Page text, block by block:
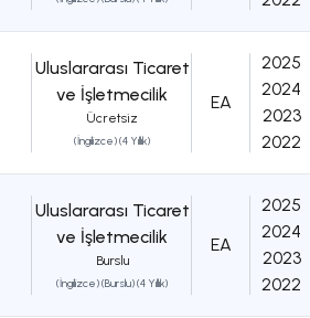
Uluslararası Ticaret
ve İşletmecilik
Ücretsiz
(İngilizce) (4 Yıllık)
EA
2025
2024
2023
2022
Uluslararası Ticaret
ve İşletmecilik
Burslu
(İngilizce) (Burslu) (4 Yıllık)
EA
2025
2024
2023
2022